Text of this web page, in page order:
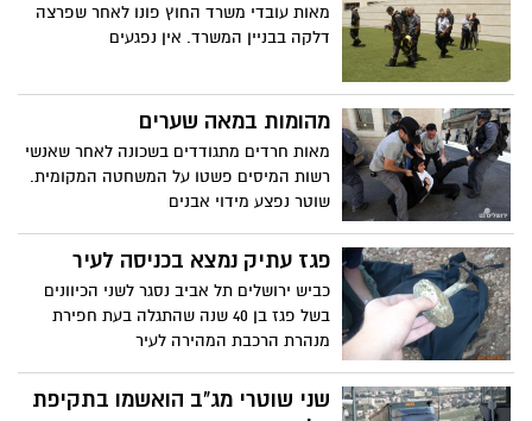
מאות עובדי משרד החוץ פונו לאחר שפרצה
דלקה בבניין המשרד. אין נפגעים
מהומות במאה שערים
מאות חרדים מתגודדים בשכונה לאחר שאנשי
רשות המיסים פשטו על המשחטה המקומית.
שוטר נפצע מידוי אבנים
פגז עתיק נמצא בכניסה לעיר
כביש ירושלים תל אביב נסגר לשני הכיוונים
בשל פגז בן 40 שנה שהתגלה בעת חפירת
מנהרת הרכבת המהירה לעיר
שני שוטרי מג"ב הואשמו בתקיפת